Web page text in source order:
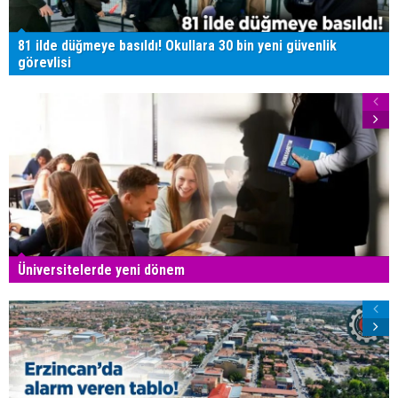
81 ilde düğmeye basıldı! Okullara 30 bin yeni güvenlik
görevlisi
Üniversitelerde yeni dönem